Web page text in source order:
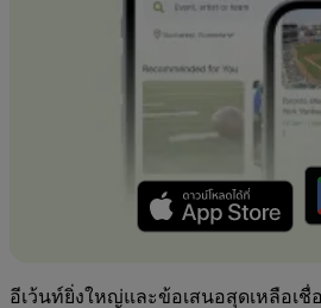
อีเว้นท์ยิ่งใหญ่และข้อเสนอสุดเหลือเ